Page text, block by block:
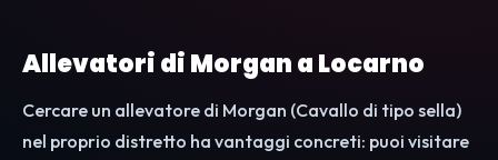
Allevatori di Morgan a Locarno
Cercare un allevatore di Morgan (Cavallo di tipo sella)
nel proprio distretto ha vantaggi concreti: puoi visitare